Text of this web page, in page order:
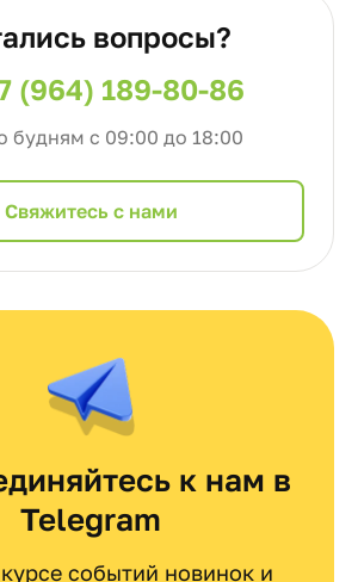
вопросы?
(964) 189-80-86
будням с 09:00 до 18:00
Cвяжитесь с нами
к нам в
Telegram
курсе событий новинок и